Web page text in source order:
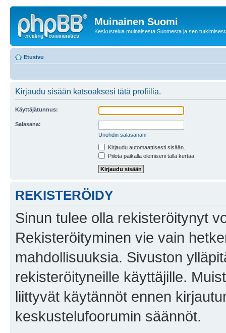
Muinainen Suomi
Keskustelua muinaisesta Suomesta ja sen
Etusivu
Kirjaudu sisään katsoaksesi tätä profiilia.
Käyttäjätunnus:
Salasana:
Unohdin salasanani
Kirjaudu automaattisesti sisään.
Piilota paikalla olemiseni tällä kertaa
REKISTERÖIDY
Sinun tulee olla rekisteröitynyt
Rekisteröityminen vie vain
mahdollisuuksia. Sivuston
rekisteröityneille käyttäjille.
liittyvät käytännöt ennen
keskustelufoorumin säännöt.